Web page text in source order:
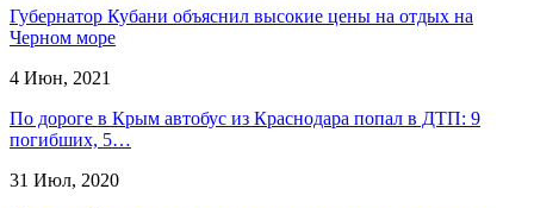
Губернатор Кубани объяснил высокие цены на отдых на
Черном море
4 Июн, 2021
По дороге в Крым автобус из Краснодара попал в ДТП: 9
погибших, 5…
31 Июл, 2020